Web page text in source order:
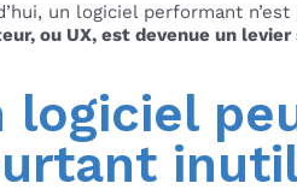
un logiciel performant
ou UX, est devenue un
logiciel